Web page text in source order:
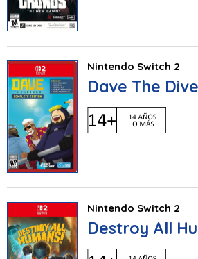
Nintendo Switch 2
Dave The
Nintendo Switch 2
Destroy All